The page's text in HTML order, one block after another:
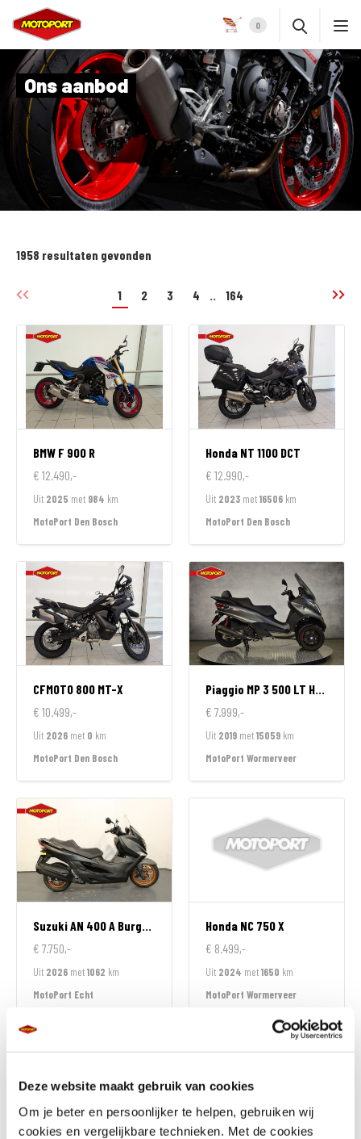
Deze website maakt gebruik van cookies
Om je beter en persoonlijker te helpen, gebruiken wij
cookies en vergelijkbare technieken. Met de cookies
0
Ons aanbod
1958 resultaten gevonden
1 2 3 4 .. 164
BMW F 900 R
€ 12.490,-
Uit 2025 met 984 km
MotoPort Den Bosch
Honda NT 1100 DCT
€ 12.990,-
Uit 2023 met16506 km
MotoPort Den Bosch
CFMOTO 800 MT-X
€ 10.499,-
Uit 2026 met 0 km
MotoPort Den Bosch
Piaggio MP 3 500 LT HPE SPORT
€ 7.999,-
Uit 2019 met15059 km
MotoPort Wormerveer
SuzukiAN 400 A Burgman
€ 7.750,-
Uit 2026 met1062 km
MotoPort Echt
Honda NC 750 X
€ 8.499,-
Uit 2024 met1650 km
MotoPort Wormerveer